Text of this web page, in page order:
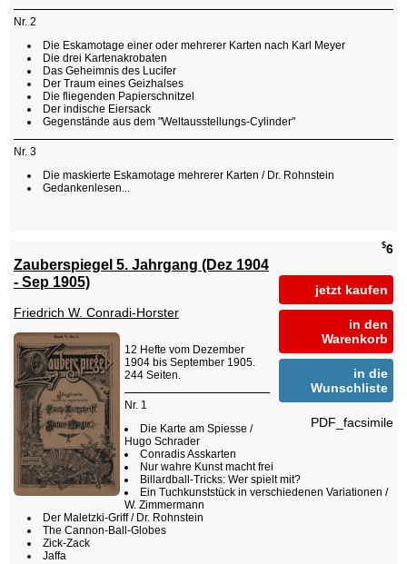
Nr. 2
Die Eskamotage einer oder mehrerer Karten nach Karl Meyer
Die drei Kartenakrobaten
Das Geheimnis des Lucifer
Der Traum eines Geizhalses
Die fliegenden Papierschnitzel
Der indische Eiersack
Gegenstände aus dem "Weltausstellungs-Cylinder"
Nr. 3
Die maskierte Eskamotage mehrerer Karten / Dr. Rohnstein
Gedankenlesen...
$6
jetzt kaufen
in den
Warenkorb
in die
Wunschliste
PDF_facsimile
Zauberspiegel 5. Jahrgang (Dez 1904
- Sep 1905)
Friedrich W. Conradi-Horster
12 Hefte vom Dezember
1904 bis September 1905.
244 Seiten.
Nr. 1
Die Karte am Spiesse /
Hugo Schrader
Conradis Asskarten
Nur wahre Kunst macht frei
Billardball-Tricks: Wer spielt mit?
Ein Tuchkunststück in verschiedenen Variationen /
W. Zimmermann
Der Maletzki-Griff / Dr. Rohnstein
The Cannon-Ball-Globes
Zick-Zack
Jaffa